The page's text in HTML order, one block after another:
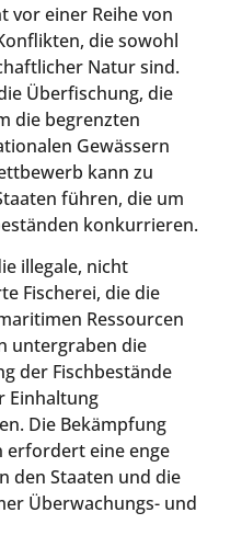
vor einer Reihe von
die sowohl
Natur sind.
Überfischung, die
die begrenzten
Gewässern
kann zu
führen, die um
konkurrieren.
illegale, nicht
Fischerei, die die
Ressourcen
untergraben die
der Fischbestände
Einhaltung
Die Bekämpfung
erfordert eine enge
den Staaten und die
Überwachungs- und